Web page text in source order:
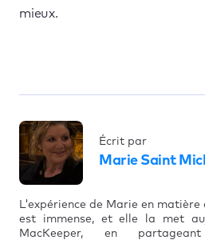
mieux.
Écrit par
Marie Saint
L'expérience de Marie en
est immense, et elle la met
MacKeeper, en